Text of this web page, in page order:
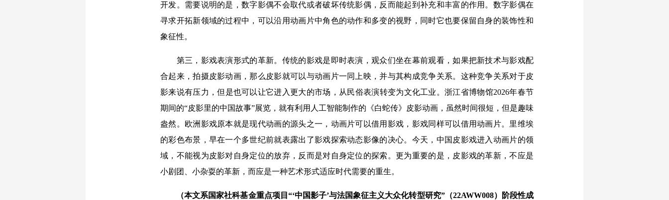
开发。需要说明的是，数字影偶不会取代或者破坏传统影偶，反而能起到补充和丰富的作用。数字影偶在
寻求开拓新领域的过程中，可以沿用动画片中角色的动作和多变的视野，同时它也要保留自身的装饰性和
象征性。
第三，影戏表演形式的革新。传统的影戏是即时表演，观众们坐在幕前观看，如果把新技术与影戏配
合起来，拍摄皮影动画，那么皮影就可以与动画片一同上映，并与其构成竞争关系。这种竞争关系对于皮
影来说有压力，但是也可以让它进入更大的市场，从民俗表演转变为文化工业。浙江省博物馆2026年春节
期间的“皮影里的中国故事”展览，就有利用人工智能制作的《白蛇传》皮影动画，虽然时间很短，但是趣味
盎然。欧洲影戏原本就是现代动画的源头之一，动画片可以借用影戏，影戏同样可以借用动画片。里维埃
的彩色布景，早在一个多世纪前就表露出了影戏探索动态影像的决心。今天，中国皮影戏进入动画片的领
域，不能视为皮影对自身定位的放弃，反而是对自身定位的探索。更为重要的是，皮影戏的革新，不应是
小剧团、小杂耍的革新，而应是一种艺术形式适应时代需要的重生。
（本文系国家社科基金重点项目“‘中国影子’与法国象征主义大众化转型研究”（22AWW008）阶段性成